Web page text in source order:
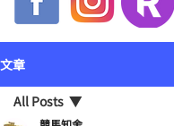
文章
All Posts